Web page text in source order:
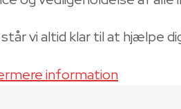
vi altid klar til at hjælpe
information